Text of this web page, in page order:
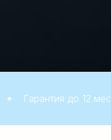
до 12 месяцев